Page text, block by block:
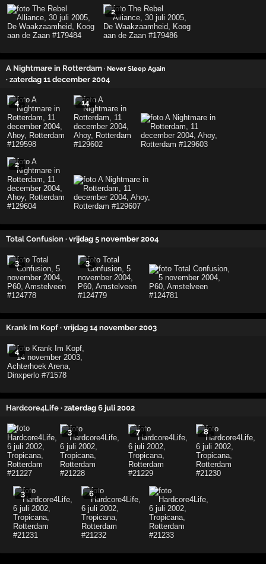
2
A Nightmare in Rotterdam · Never Sleep Again
· zaterdag 11 december 2004
4 14
2
Total Confusion · vrijdag 5 november 2004
3 3
Krank Im Kopf · vrijdag 14 november 2003
4
Hardcore4Life · zaterdag 6 juli 2002
3 7 8
3 6